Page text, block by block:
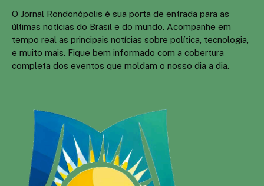
O Jornal Rondonópolis é sua porta de entrada para as
últimas notícias do Brasil e do mundo. Acompanhe em
tempo real as principais notícias sobre política, tecnologia,
e muito mais. Fique bem informado com a cobertura
completa dos eventos que moldam o nosso dia a dia.